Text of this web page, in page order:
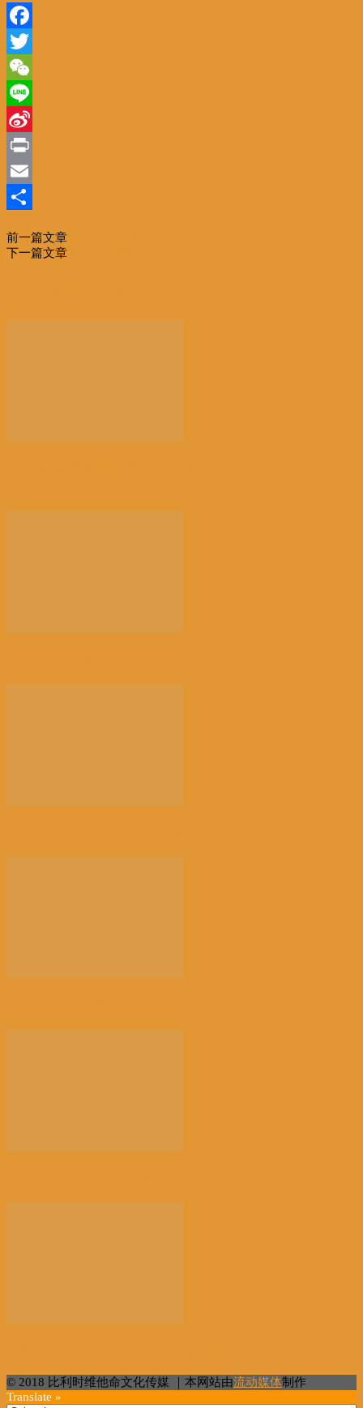
Facebook
Twitter
WeChat
Line
Sina
Weibo
Print
Email
享
前一篇文章
下一篇文章
© 2018 比利时维他命文化传媒 ｜本网站由流动媒体制作
Translate »